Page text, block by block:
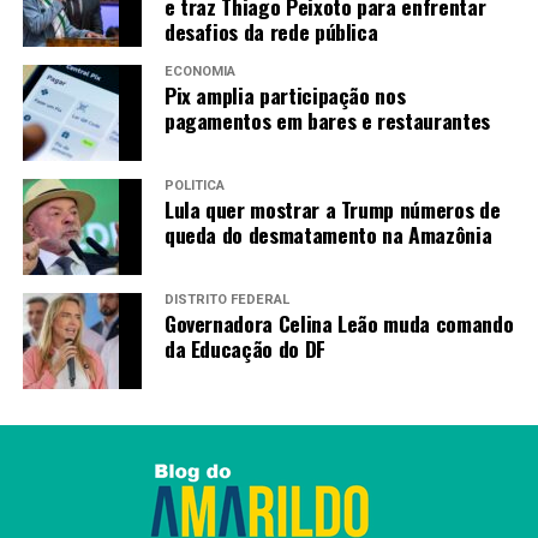
RECENTES
Assistência social bate recorde de atendimentos
durante edição do GDF na Sua Porta
Redação
desafios da rede pública
ECONOMIA
Pix amplia participação nos
pagamentos em bares e restaurantes
POLÍTICA
Lula quer mostrar a Trump números de
queda do desmatamento na Amazônia
DISTRITO FEDERAL
Governadora Celina Leão muda comando
da Educação do DF